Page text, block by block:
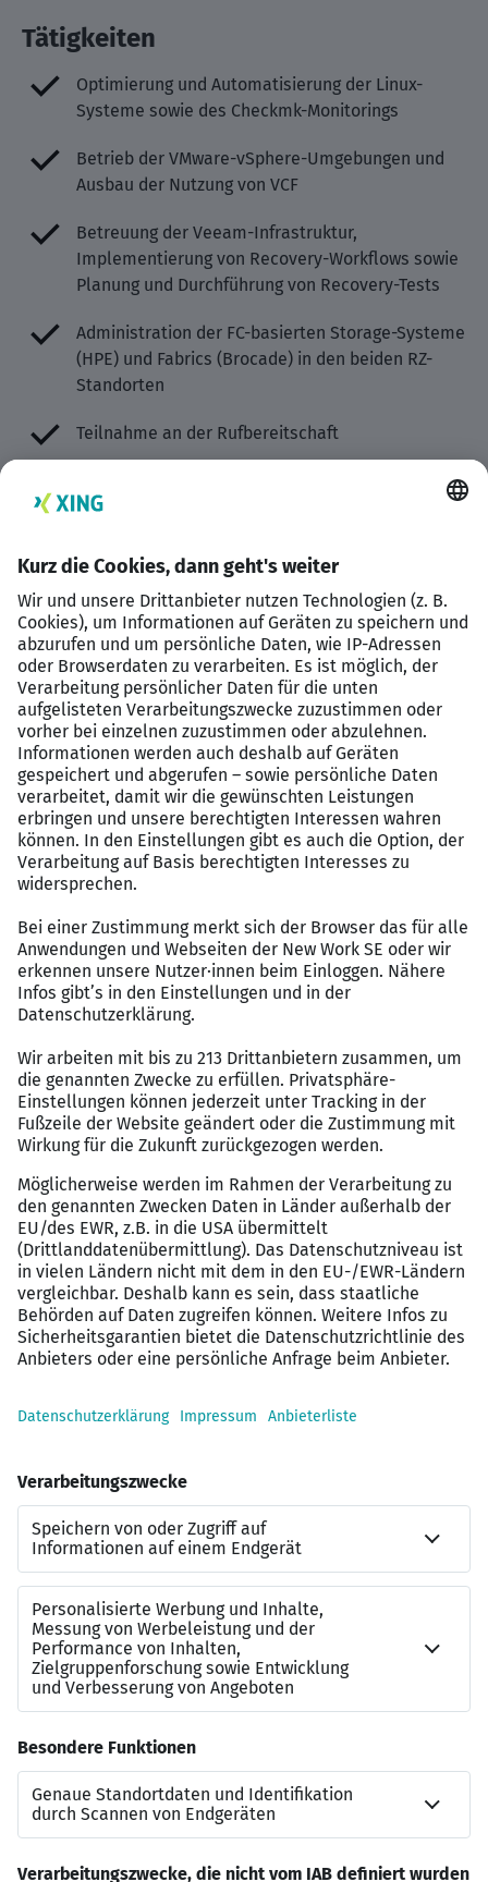
Tätigkeiten
Optimierung und Automatisierung der Linux-
Systeme sowie des Checkmk-Monitorings
Betrieb der VMware-vSphere-Umgebungen und
Ausbau der Nutzung von VCF
Betreuung der Veeam-Infrastruktur,
Implementierung von Recovery-Workflows sowie
Planung und Durchführung von Recovery-Tests
Administration der FC-basierten Storage-Systeme
(HPE) und Fabrics (Brocade) in den beiden RZ-
Standorten
Teilnahme an der Rufbereitschaft
Anforderungen
Qualifikation
Gute Kenntnisse in Linux, VMware vSphere und
Veeam Backup & Replication
Praktische Kenntnisse mit Script-Sprachen wie
Bash, PowerShell oder Python sowie mit
Automatisierungslösungen wie z.B. Ansible
Erfahrung im Monitoring mit Checkmk und
idealerweise mit HPE-Storage-Systemen und
Brocade FC-Fabrics
Technologische Neugier, Eigeninitiative und
Sehr gute Deutschkenntnisse (C1) in Wort und
Schrift
1. Teamsgespräch
2. Probearbeiten
3. Zweitgespräch vor Ort
4. Arbeitsmedizin
Über das Unternehmen
mit Tradition: Seit 1930 beliefert das ehemalige Wiesba­
sorgungs­sicherheit und ein attraktives Preis-­/Lei­stungs­
verhältnis bekannt und beliebt – das zeigen immer
wieder Top-Bewertungen unabhängiger Ver­gleichs­stu­
dien. ESWE Versorgung setzt sich aktiv für den Kli­ma­
schutz ein und hat schon früh großen Wert auf er­neuer­
bare Energien und geringe CO2-Emissionen gelegt:
Für Naturstromkunden beschafft ESWE Strom aus re­
generativen Quellen – über den gesetzlichen EEG-Anteil
Windkraft- und Biomasse­anlagen fort und zeigt durch
das Engagement bei Elektromobilität und Smart Living,
wie die Energiewelt von morgen gestaltet werden kann.